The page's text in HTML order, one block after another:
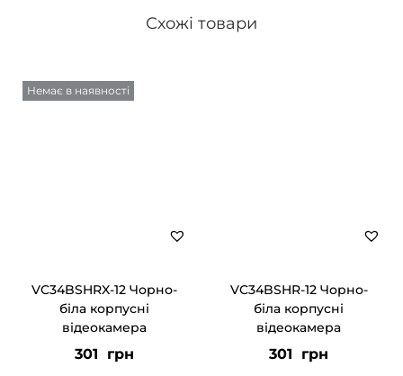
Схожі товари
Немає в наявності
VC34BSHRX-12 Чорно-
біла корпусні
відеокамера
301 грн
VC34BSHR-12 Чорно-
біла корпусні
відеокамера
301 грн